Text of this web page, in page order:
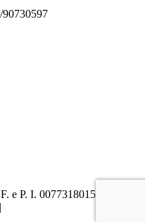
e P. I. 00773180153 | All
|